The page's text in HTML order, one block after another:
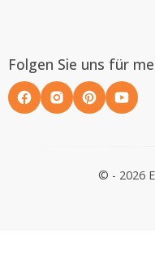
Folgen Sie uns für
© - 2026